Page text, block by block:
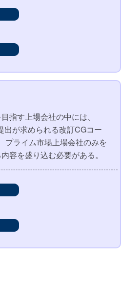
指す上場会社の中には、
出が求められる改訂CGコー
プライム市場上場会社のみを
容を盛り込む必要がある。